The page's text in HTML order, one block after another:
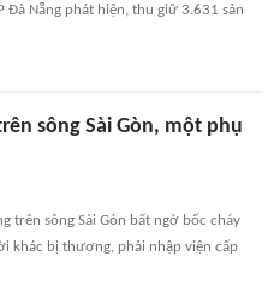
Đà Nẵng phát hiện, thu giữ 3.631 sản
sông Sài Gòn, một phụ
trên sông Sài Gòn bất ngờ bốc cháy
khác bị thương, phải nhập viện cấp